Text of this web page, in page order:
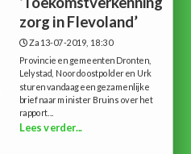
zorg in Flevoland’
Za 13-07-2019, 18:30
Provincie en gemeenten Dronten,
Lelystad, Noordoostpolder en Urk
sturen vandaag een gezamenlijke
brief naar minister Bruins over het
rapport...
Lees verder...